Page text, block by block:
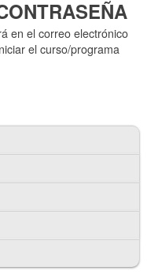
en el correo electrónico
el curso/programa